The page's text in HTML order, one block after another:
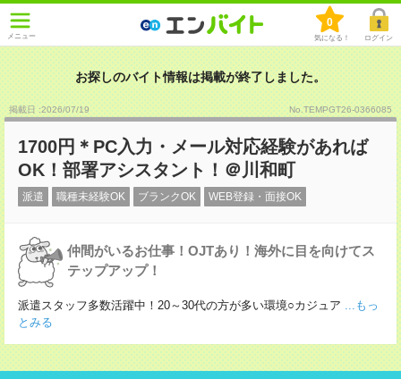
メニュー
0
気になる！ ログイン
お探しのバイト情報は掲載が終了しました。
掲載日 :2026/07/19 No.TEMPGT26-0366085
1700円＊PC入力・メール対応経験があれば
OK！部署アシスタント！＠川和町
派遣 職種未経験OK ブランクOK WEB登録・面接OK
仲間がいるお仕事！OJTあり！海外に目を向けてス
テップアップ！
派遣スタッフ多数活躍中！20～30代の方が多い環境○カジュア ...もっ
とみる